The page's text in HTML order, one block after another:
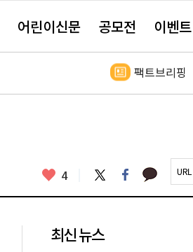
어린이신문 공모전 이벤트
팩트브리핑
좋
요
4 트
위
터
페
이
스
카
카 페
이
지
최신 뉴스